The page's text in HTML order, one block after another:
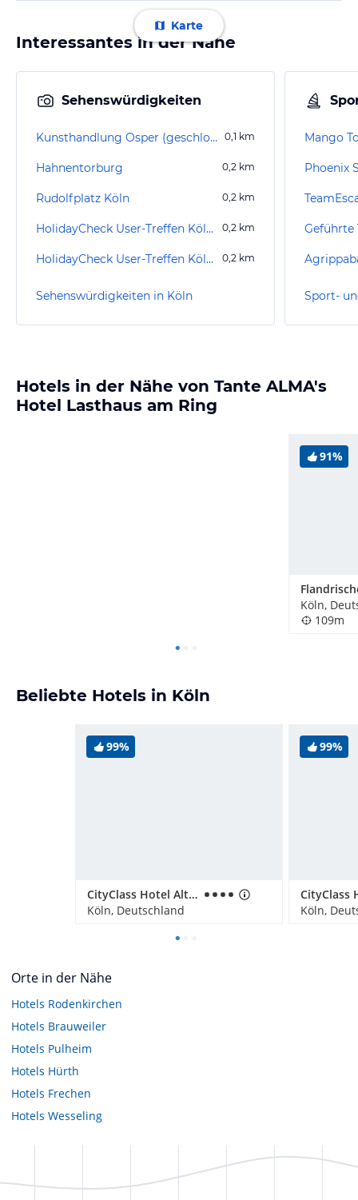
Karte
Interessantes in der Nähe
Sehenswürdigkeiten
Kunsthandlung Osper (geschlossen) 0,1 km
Hahnentorburg 0,2 km
Rudolfplatz Köln 0,2 km
HolidayCheck User-Treffen Köln 2007 0,2 km
HolidayCheck User-Treffen Köln 2006 0,2 km
Sehenswürdigkeiten in Köln
Mango
Phoenix
Sport-
Hotels in der Nähe von Tante ALMA's
Hotel Lasthaus am Ring
91%
Köln,
109m
Beliebte Hotels in Köln
99%
CityClass Hotel Alter Markt
Köln, Deutschland
99%
Köln,
Orte in der Nähe
Hotels Rodenkirchen
Hotels Brauweiler
Hotels Pulheim
Hotels Hürth
Hotels Frechen
Hotels Wesseling